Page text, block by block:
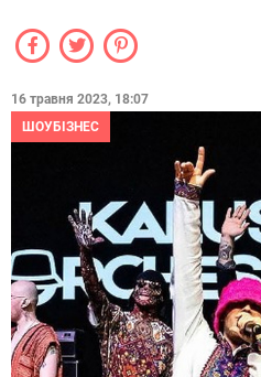
16 травня 2023, 18:07
ШОУБІЗНЕС